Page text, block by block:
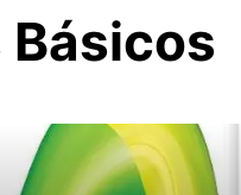
Básicos